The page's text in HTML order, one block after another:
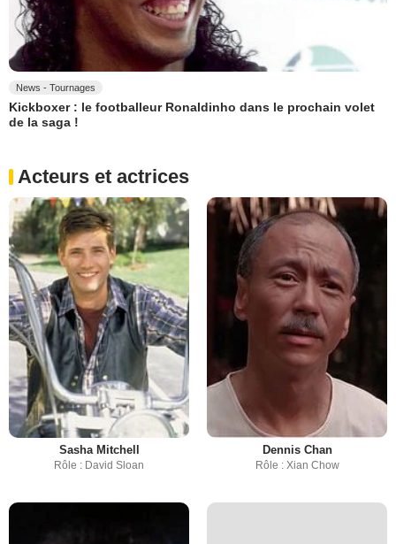
News - Tournages
Kickboxer : le footballeur Ronaldinho dans le prochain volet
de la saga !
Acteurs et actrices
Sasha Mitchell
Rôle : David Sloan
Dennis Chan
Rôle : Xian Chow